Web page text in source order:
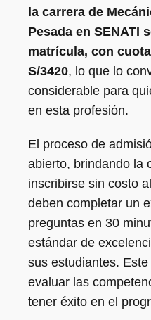
la carrera de
Pesada en SENATI
matrícula, con
S/3420, lo que lo
considerable para
en esta profesión.
El proceso de
abierto, brindando la
inscribirse sin costo
deben completar un
preguntas en 30
estándar de
sus estudiantes.
evaluar las
tener éxito en el